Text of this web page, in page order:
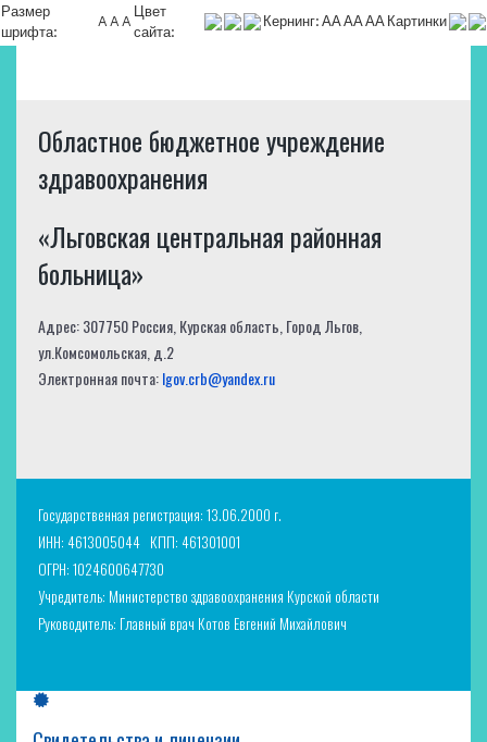
Размер
шрифта:
A A A
Цвет
сайта:
Кернинг: АААААА Картинки
Областное бюджетное учреждение
здравоохранения
«Льговская центральная районная
больница»
Адрес: 307750 Россия, Курская область, Город Льгов,
ул.Комсомольская, д.2
Электронная почта:lgov.crb@yandex.ru
Государственная регистрация: 13.06.2000 г.
ИНН: 4613005044 КПП: 461301001
ОГРН: 1024600647730
Учредитель: Министерство здравоохранения Курской области
Руководитель: Главный врач Котов Евгений Михайлович